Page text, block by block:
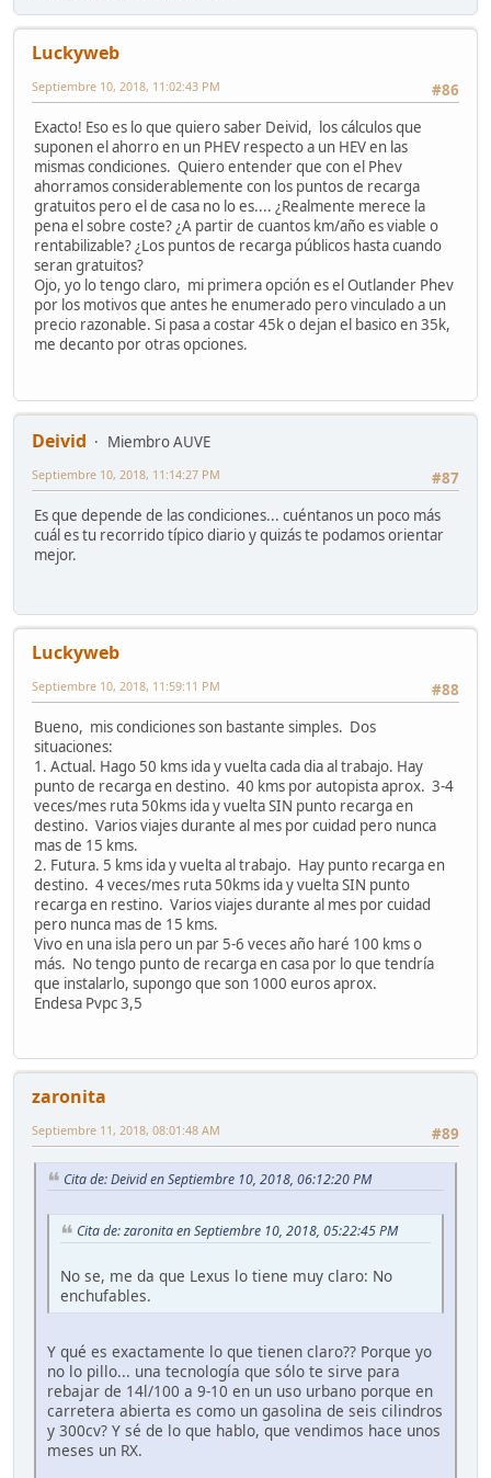
Luckyweb
#86
Septiembre 10, 2018, 11:02:43 PM
Exacto! Eso es lo que quiero saber Deivid, los cálculos que
suponen el ahorro en un PHEV respecto a un HEV en las
mismas condiciones. Quiero entender que con el Phev
ahorramos considerablemente con los puntos de recarga
gratuitos pero el de casa no lo es.... ¿Realmente merece la
pena el sobre coste? ¿A partir de cuantos km/año es viable o
rentabilizable? ¿Los puntos de recarga públicos hasta cuando
seran gratuitos?
Ojo, yo lo tengo claro, mi primera opción es el Outlander Phev
por los motivos que antes he enumerado pero vinculado a un
precio razonable. Si pasa a costar 45k o dejan el basico en 35k,
me decanto por otras opciones.
Deivid
Miembro AUVE
#87
Septiembre 10, 2018, 11:14:27 PM
Es que depende de las condiciones... cuéntanos un poco más
cuál es tu recorrido típico diario y quizás te podamos orientar
mejor.
Luckyweb
#88
Septiembre 10, 2018, 11:59:11 PM
Bueno, mis condiciones son bastante simples. Dos
situaciones:
1. Actual. Hago 50 kms ida y vuelta cada dia al trabajo. Hay
punto de recarga en destino. 40 kms por autopista aprox. 3-4
veces/mes ruta 50kms ida y vuelta SIN punto recarga en
destino. Varios viajes durante al mes por cuidad pero nunca
mas de 15 kms.
2. Futura. 5 kms ida y vuelta al trabajo. Hay punto recarga en
destino. 4 veces/mes ruta 50kms ida y vuelta SIN punto
recarga en restino. Varios viajes durante al mes por cuidad
pero nunca mas de 15 kms.
Vivo en una isla pero un par 5-6 veces año haré 100 kms o
más. No tengo punto de recarga en casa por lo que tendría
que instalarlo, supongo que son 1000 euros aprox.
Endesa Pvpc 3,5
zaronita
#89
Septiembre 11, 2018, 08:01:48 AM
Cita de: Deivid en Septiembre 10, 2018, 06:12:20 PM
Cita de: zaronita en Septiembre 10, 2018, 05:22:45 PM
No se, me da que Lexus lo tiene muy claro: No
enchufables.
Y qué es exactamente lo que tienen claro?? Porque yo
no lo pillo... una tecnología que sólo te sirve para
rebajar de 14l/100 a 9-10 en un uso urbano porque en
carretera abierta es como un gasolina de seis cilindros
y 300cv? Y sé de lo que hablo, que vendimos hace unos
meses un RX.